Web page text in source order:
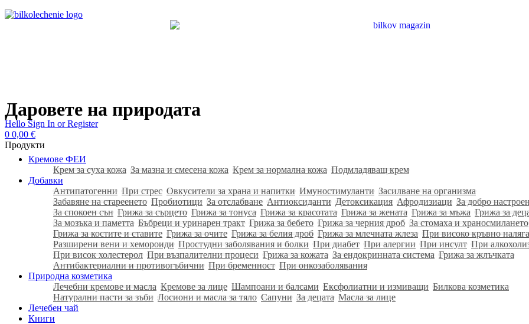
Даровете на природата
Hello Sign In or Register
0 0,00 €
Продукти
Кремове ФЕИ
Крем за суха кожа За мазна и смесена кожа Крем за нормална кожа Подмладяващ крем
Добавки
Антипатогенни При стрес Овкусители за храна и напитки Имуностимуланти Засилване на организма
Забавяне на стареенето Пробиотици За отслабване Антиоксиданти Детоксикация Афродизиаци За добро
За спокоен сън Грижа за сърцето Грижа за тонуса Грижа за красотата Грижа за жената Грижа за мъжа Грижа за
За мозъка и паметта Бъбреци и уринарен тракт Грижа за бебето Грижа за черния дроб За стомаха и храносмилането
Грижа за костите и ставите Грижа за очите Грижа за белия дроб Грижа за млечната жлеза При високо кръвно
Разширени вени и хемороиди Простудни заболявания и болки При диабет При алергии При инсулт При
При висок холестерол При възпалителни процеси Грижа за кожата За ендокринната система Грижа за жлъчката
Антибактериални и противогъбични При бременност При онкозаболявания
Природна козметика
Лечебни кремове и масла Кремове за лице Шампоани и балсами Ексфолиатни и измиващи Билкова козметика
Натурални пасти за зъби Лосиони и масла за тяло Сапуни За децата Масла за лице
Лечебен чай
Книги